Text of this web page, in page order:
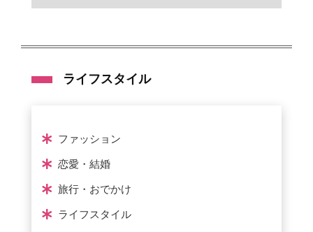
ライフスタイル
ファッション
恋愛・結婚
旅行・おでかけ
ライフスタイル